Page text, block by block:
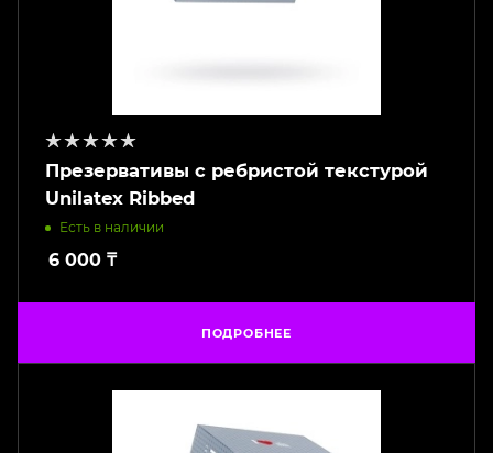
Презервативы с ребристой текстурой
Unilatex Ribbed
Есть в наличии
6 000 ₸
ПОДРОБНЕЕ